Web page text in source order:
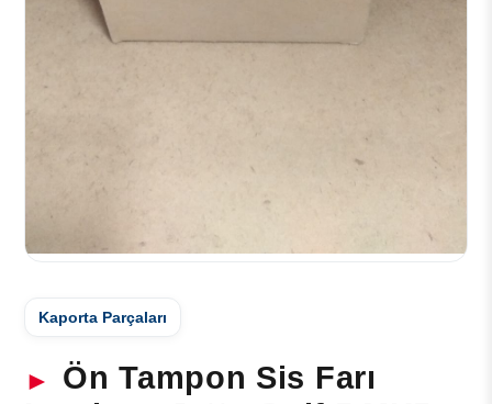
Kaporta Parçaları
Ön Tampon Sis Farı